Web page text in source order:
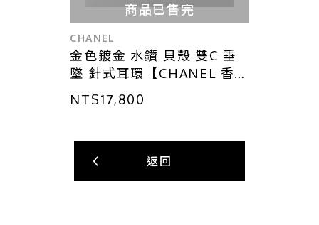
商品已售完
CHANEL
金色鍍金 水鑽 貝殼 雙C 垂
墜 針式耳環【CHANEL 香奈
兒】 ABA065
NT$17,800
返回